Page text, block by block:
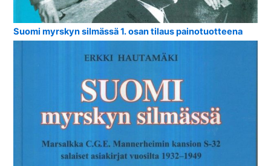
Suomi myrskyn silmässä 1. osan tilaus painotuotteena